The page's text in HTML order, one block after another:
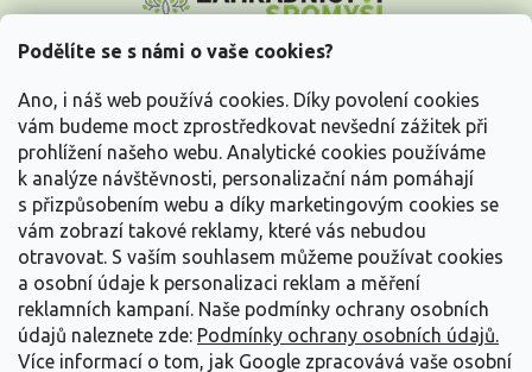
Podělíte se s námi o vaše cookies?
Ano, i náš web používá cookies. Díky povolení cookies
vám budeme moct zprostředkovat nevšední zážitek při
prohlížení našeho webu. Analytické cookies používáme
k analýze návštěvnosti, personalizační nám pomáhají
s přizpůsobením webu a díky marketingovým cookies se
vám zobrazí takové reklamy, které vás nebudou
otravovat. S vaším souhlasem můžeme používat cookies
a osobní údaje k personalizaci reklam a měření
reklamních kampaní. Naše podmínky ochrany osobních
údajů naleznete zde: Podmínky ochrany osobních údajů.
Více informací o tom, jak Google zpracovává vaše osobní
p
Vše o nákupu
Informace pro Vás
Kontakujte nás